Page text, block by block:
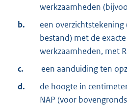
werkzaamheden
b.
een overzichtstekening
bestand) met de
werkzaamheden, met
c.
een aanduiding ten
d.
de hoogte in
NAP (voor